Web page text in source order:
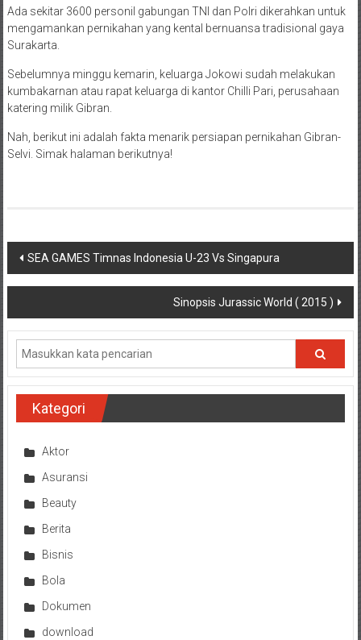
Ada sekitar 3600 personil gabungan TNI dan Polri dikerahkan untuk
mengamankan pernikahan yang kental bernuansa tradisional gaya
Surakarta.
Sebelumnya minggu kemarin, keluarga Jokowi sudah melakukan
kumbakarnan atau rapat keluarga di kantor Chilli Pari, perusahaan
katering milik Gibran.
Nah, berikut ini adalah fakta menarik persiapan pernikahan Gibran-
Selvi. Simak halaman berikutnya!
Navigasi
pos
SEA GAMES Timnas Indonesia U-23 Vs Singapura
Sinopsis Jurassic World ( 2015 )
Kategori
Aktor
Asuransi
Beauty
Berita
Bisnis
Bola
Dokumen
download